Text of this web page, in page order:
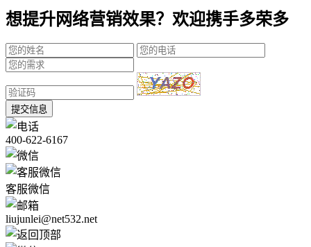
想提升网络营销效果？欢迎携手多荣多
提交信息
400-622-6167
客服微信
liujunlei@net532.net